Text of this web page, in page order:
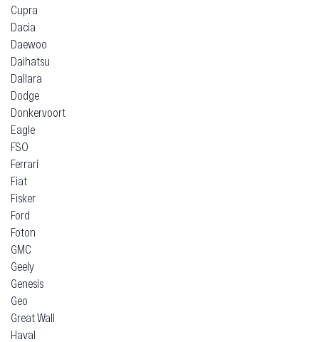
Cupra
Dacia
Daewoo
Daihatsu
Dallara
Dodge
Donkervoort
Eagle
FSO
Ferrari
Fiat
Fisker
Ford
Foton
GMC
Geely
Genesis
Geo
Great Wall
Haval